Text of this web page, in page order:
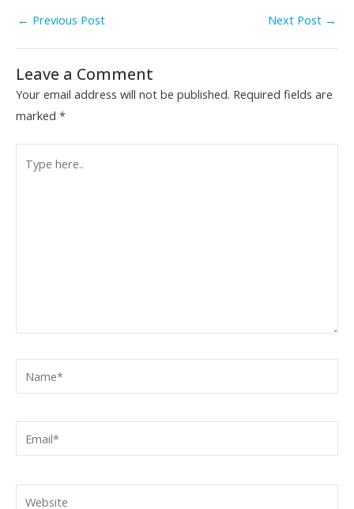
← Previous Post Next Post →
Leave a Comment
Your email address will not be published. Required fields are
marked *
here..